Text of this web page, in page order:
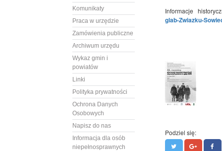
Komunikaty
Praca w urzędzie
Zamówienia publiczne
Archiwum urzędu
Wykaz gmin i
powiatów
Linki
Polityka prywatności
Ochrona Danych
Osobowych
Napisz do nas
Informacja dla osób
niepełnosprawnych
Informacje
glab-Zwiazku-
Podziel się: